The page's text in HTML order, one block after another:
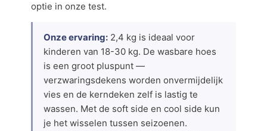
optie in onze test.
Onze ervaring: 2,4 kg is ideaal voor
kinderen van 18-30 kg. De wasbare hoes
is een groot pluspunt —
verzwaringsdekens worden onvermijdelijk
vies en de kerndeken zelf is lastig te
wassen. Met de soft side en cool side kun
je het wisselen tussen seizoenen.